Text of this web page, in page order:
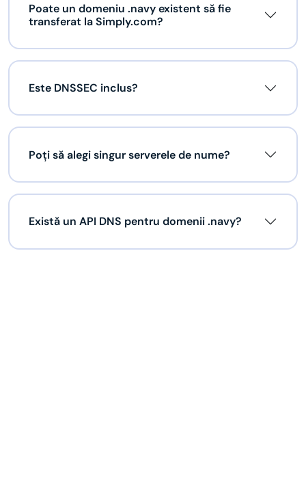
Poate un domeniu .navy existent să fie
transferat la Simply.com?
Este DNSSEC inclus?
Poți să alegi singur serverele de nume?
Există un API DNS pentru domenii .navy?